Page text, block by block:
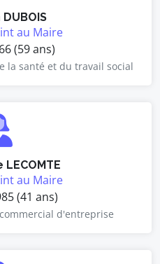
au Maire
(59 ans)
la santé et du travail social
au Maire
(41 ans)
d'entreprise